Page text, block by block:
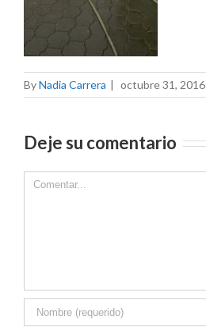
ByNadia Carrera | octubre 31, 2016
Deje su comentario
Comment